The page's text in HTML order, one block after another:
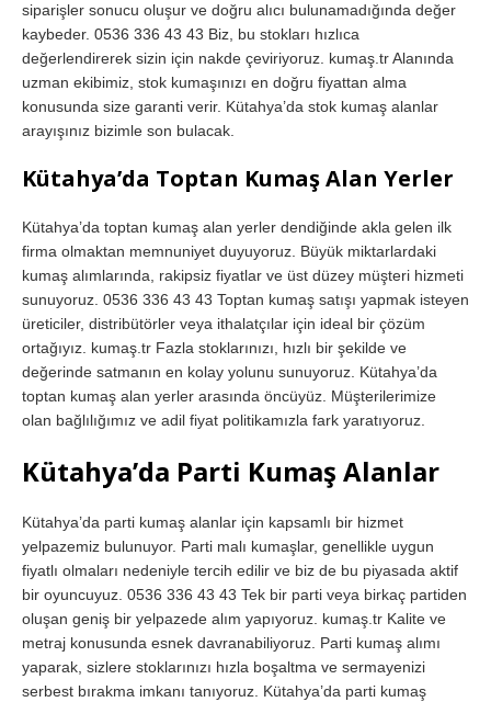
siparişler sonucu oluşur ve doğru alıcı bulunamadığında değer
kaybeder. 0536 336 43 43 Biz, bu stokları hızlıca
değerlendirerek sizin için nakde çeviriyoruz. kumaş.tr Alanında
uzman ekibimiz, stok kumaşınızı en doğru fiyattan alma
konusunda size garanti verir. Kütahya’da stok kumaş alanlar
arayışınız bizimle son bulacak.
Kütahya’da Toptan Kumaş Alan Yerler
Kütahya’da toptan kumaş alan yerler dendiğinde akla gelen ilk
firma olmaktan memnuniyet duyuyoruz. Büyük miktarlardaki
kumaş alımlarında, rakipsiz fiyatlar ve üst düzey müşteri hizmeti
sunuyoruz. 0536 336 43 43 Toptan kumaş satışı yapmak isteyen
üreticiler, distribütörler veya ithalatçılar için ideal bir çözüm
ortağıyız. kumaş.tr Fazla stoklarınızı, hızlı bir şekilde ve
değerinde satmanın en kolay yolunu sunuyoruz. Kütahya’da
toptan kumaş alan yerler arasında öncüyüz. Müşterilerimize
olan bağlılığımız ve adil fiyat politikamızla fark yaratıyoruz.
Kütahya’da Parti Kumaş Alanlar
Kütahya’da parti kumaş alanlar için kapsamlı bir hizmet
yelpazemiz bulunuyor. Parti malı kumaşlar, genellikle uygun
fiyatlı olmaları nedeniyle tercih edilir ve biz de bu piyasada aktif
bir oyuncuyuz. 0536 336 43 43 Tek bir parti veya birkaç partiden
oluşan geniş bir yelpazede alım yapıyoruz. kumaş.tr Kalite ve
metraj konusunda esnek davranabiliyoruz. Parti kumaş alımı
yaparak, sizlere stoklarınızı hızla boşaltma ve sermayenizi
serbest bırakma imkanı tanıyoruz. Kütahya’da parti kumaş